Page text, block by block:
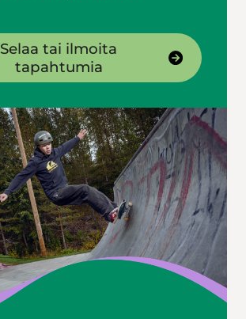
Selaa tai ilmoita
tapahtumia